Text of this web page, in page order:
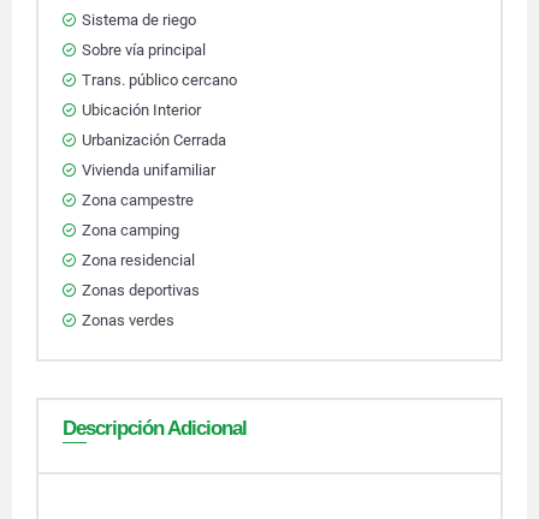
Sistema de riego
Sobre vía principal
Trans. público cercano
Ubicación Interior
Urbanización Cerrada
Vivienda unifamiliar
Zona campestre
Zona camping
Zona residencial
Zonas deportivas
Zonas verdes
Descripción Adicional